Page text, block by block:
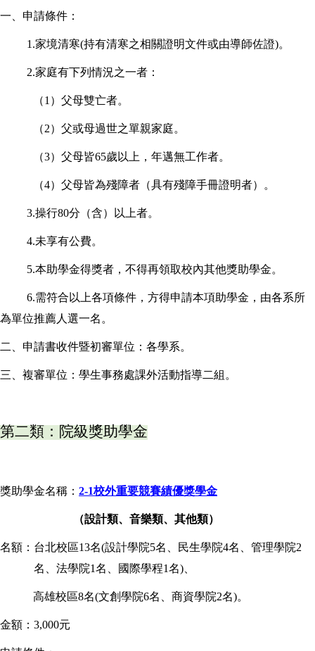
一、申請條件：
1.家境清寒(持有清寒之相關證明文件或由導師佐證)。
2.家庭有下列情況之一者：
（1）父母雙亡者。
（2）父或母過世之單親家庭。
（3）父母皆65歲以上，年邁無工作者。
（4）父母皆為殘障者（具有殘障手冊證明者）。
3.操行80分（含）以上者。
4.未享有公費。
5.本助學金得獎者，不得再領取校內其他獎助學金。
6.需符合以上各項條件，方得申請本項助學金，由各系所
為單位推薦人選一名。
二、申請書收件暨初審單位：各學系。
三、複審單位：學生事務處課外活動指導二組。
第二類：院級獎助學金
獎助學金名稱： 2-1校外重要競賽績優獎學金
（設計類、音樂類、其他類）
名額：台北校區13名(設計學院5名、民生學院4名、管理學院2
名
、法學院1名 國際學程1名)
高雄校區8名(文創學院6名、商資學院2名)。
金額：3,000元